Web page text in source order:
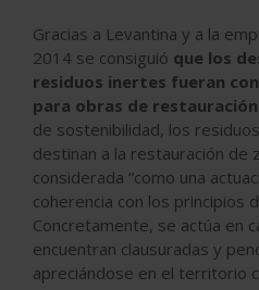
Gracias a Levantina y a la
2014 se consiguió que los
residuos inertes fueran
para obras de restauración
de sostenibilidad, los
destinan a la restauración de
considerada “como una
coherencia con los principios
Concretamente, se actúa en
encuentran clausuradas y
apreciándose en el territorio